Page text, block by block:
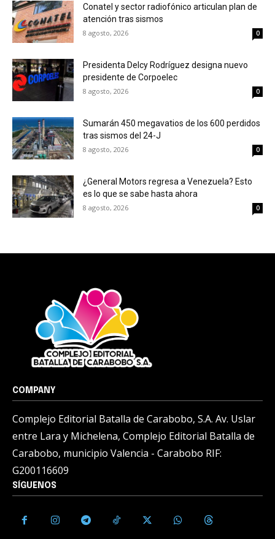
Conatel y sector radiofónico articulan plan de
atención tras sismos
8 agosto, 2026 0
Presidenta Delcy Rodríguez designa nuevo
presidente de Corpoelec
8 agosto, 2026 0
Sumarán 450 megavatios de los 600 perdidos
tras sismos del 24-J
8 agosto, 2026 0
¿General Motors regresa a Venezuela? Esto
es lo que se sabe hasta ahora
8 agosto, 2026 0
COMPANY
Complejo Editorial Batalla de Carabobo, S.A. Av. Uslar
entre Lara y Michelena, Complejo Editorial Batalla de
Carabobo, municipio Valencia - Carabobo RIF:
G200116609
SÍGUENOS